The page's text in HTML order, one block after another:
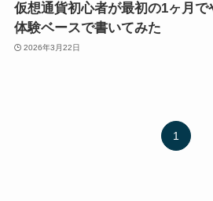
仮想通貨初心者が最初の1ヶ月
体験ベースで書いてみた
2026年3月22日
1